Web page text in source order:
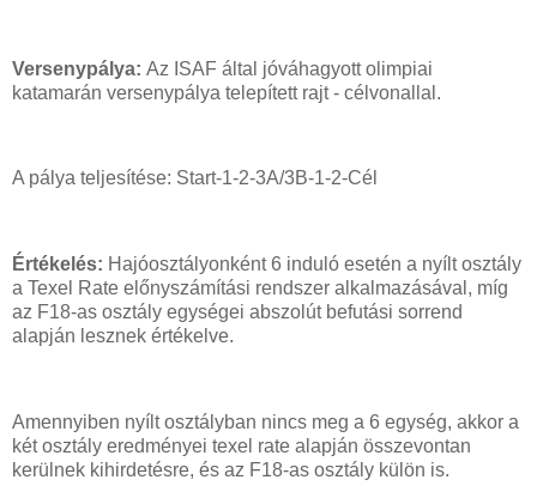
Versenypálya: Az ISAF által jóváhagyott olimpiai
katamarán versenypálya telepített rajt - célvonallal.
A pálya teljesítése: Start-1-2-3A/3B-1-2-Cél
Értékelés: Hajóosztályonként 6 induló esetén a nyílt osztály
a Texel Rate előnyszámítási rendszer alkalmazásával, míg
az F18-as osztály egységei abszolút befutási sorrend
alapján lesznek értékelve.
Amennyiben nyílt osztályban nincs meg a 6 egység, akkor a
két osztály eredményei texel rate alapján összevontan
kerülnek kihirdetésre, és az F18-as osztály külön is.